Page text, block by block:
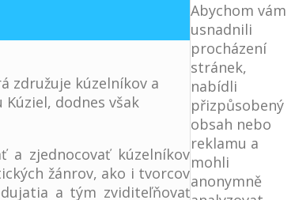
združuje kúzelníkov a
dodnes však
a zjednocovať kúzelníkov
žánrov, ako i tvorcov
a tým zviditeľňovať
Abychom vám
usnadnili
procházení
stránek,
nabídli
přizpůsobený
obsah nebo
reklamu a
mohli
anonymně